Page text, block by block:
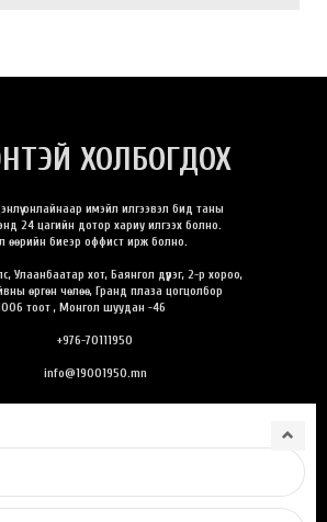
ХОЛБОГДОХ
онлайнаар имэйл илгээвэл бид таны
24 цагийн дотор хариу илгээх болно.
өөрийн биеэр оффист ирж болно.
Улаанбаатар хот, Баянгол дүүрэг, 2-р хороо,
өргөн чөлөө, Гранд плаза цогцолбор
тоот , Монгол шуудан -46
+976-70111950
info@19001950.mn